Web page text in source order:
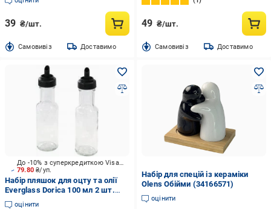
39 ₴/шт.
Cамовивіз Доставимо
49 ₴/шт.
Cамовивіз Доставимо
79.80₴/уп.
До -10% з суперкредиткою Visa Вигода
Набір пляшок для оцту та олії
Everglass Dorica 100 мл 2 шт.
10810НЧ
оцінити
Набір для спецій із кераміки
Olens Обійми (34166571)
оцінити